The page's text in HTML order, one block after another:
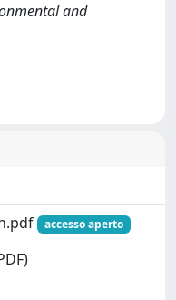
and
accesso aperto